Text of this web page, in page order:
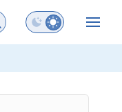
Preklopi barvni